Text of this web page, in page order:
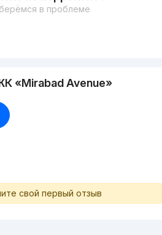
в проблеме
«Mirabad Avenue»
свой первый отзыв